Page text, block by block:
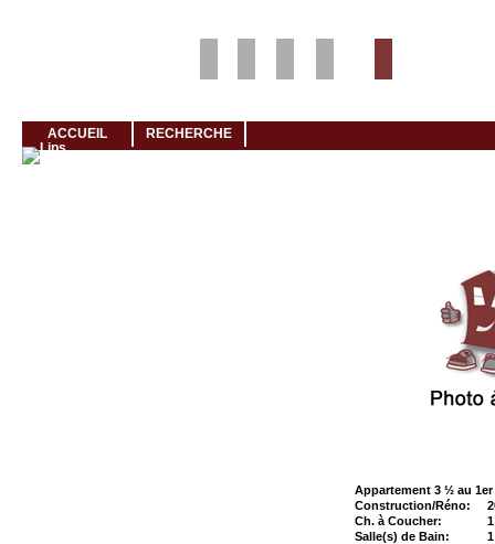
ACCUEIL RECHERCHE
Appartement 3 ½ au 1er
Construction/Réno:
Ch. à Coucher:
1
Salle(s) de Bain:
1